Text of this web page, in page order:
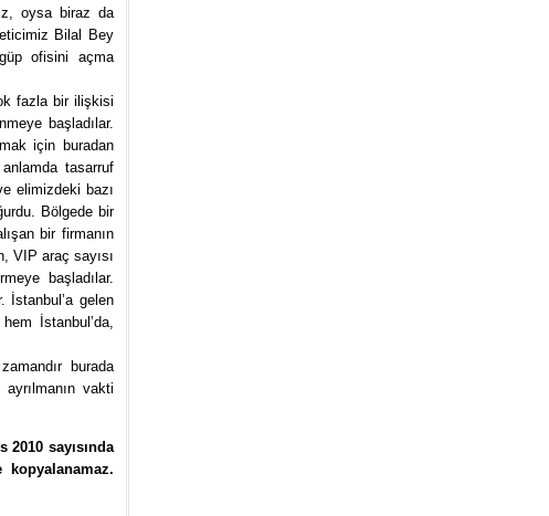
oysa biraz da
Bilal Bey
ofisini açma
fazla bir ilişkisi
başladılar.
için buradan
tasarruf
elimizdeki bazı
Bölgede bir
bir firmanın
VIP araç sayısı
başladılar.
İstanbul’a gelen
İstanbul’da,
burada
vakti
2010 sayısında
kopyalanamaz.